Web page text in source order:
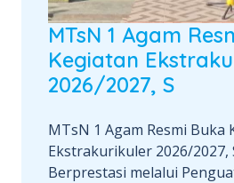
MTsN 1 Agam
Kegiatan
2026/2027, S
MTsN 1 Agam Resmi Buka
Ekstrakurikuler 2026/2027,
Berprestasi melalui